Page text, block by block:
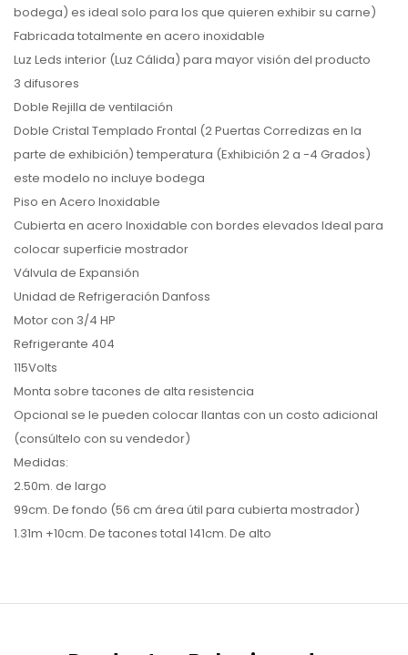
bodega) es ideal solo para los que quieren exhibir su carne)
Fabricada totalmente en acero inoxidable
Luz Leds interior (Luz Cálida) para mayor visión del producto
3 difusores
Doble Rejilla de ventilación
Doble Cristal Templado Frontal (2 Puertas Corredizas en la
parte de exhibición) temperatura (Exhibición 2 a -4 Grados)
este modelo no incluye bodega
Piso en Acero Inoxidable
Cubierta en acero Inoxidable con bordes elevados Ideal para
colocar superficie mostrador
Válvula de Expansión
Unidad de Refrigeración Danfoss
Motor con 3/4 HP
Refrigerante 404
115Volts
Monta sobre tacones de alta resistencia
Opcional se le pueden colocar llantas con un costo adicional
(consúltelo con su vendedor)
Medidas:
2.50m. de largo
99cm. De fondo (56 cm área útil para cubierta mostrador)
1.31m +10cm. De tacones total 141cm. De alto